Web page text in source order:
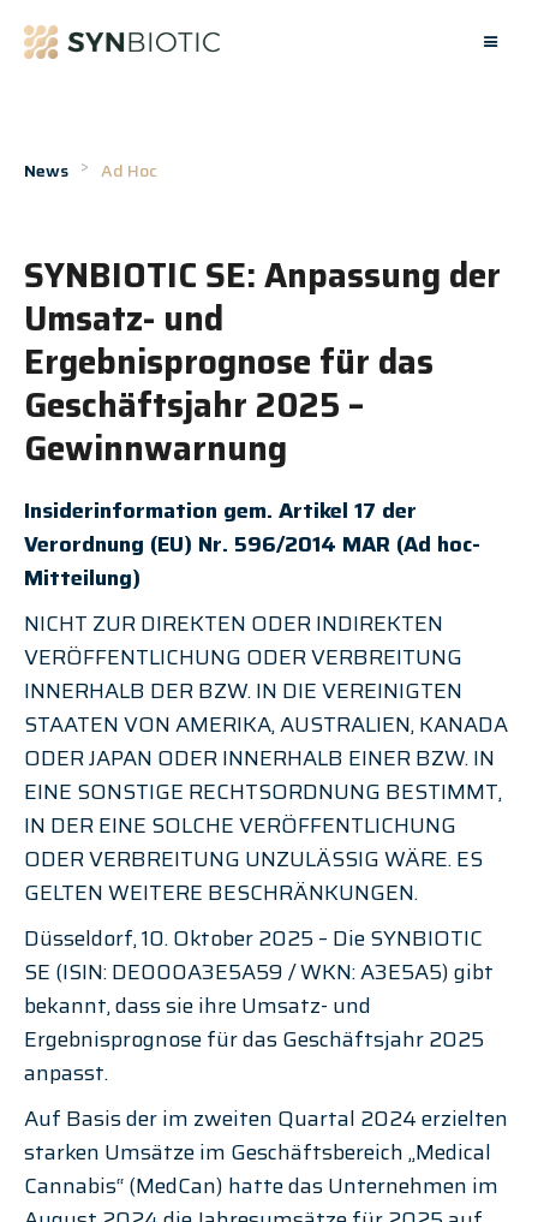
News > Ad Hoc
SYNBIOTIC SE: Anpassung der
Umsatz- und
Ergebnisprognose für das
Geschäftsjahr 2025 –
Gewinnwarnung
Insiderinformation gem. Artikel 17 der
Verordnung (EU) Nr. 596/2014 MAR (Ad hoc-
Mitteilung)
NICHT ZUR DIREKTEN ODER INDIREKTEN
VERÖFFENTLICHUNG ODER VERBREITUNG
INNERHALB DER BZW. IN DIE VEREINIGTEN
STAATEN VON AMERIKA, AUSTRALIEN, KANADA
ODER JAPAN ODER INNERHALB EINER BZW. IN
EINE SONSTIGE RECHTSORDNUNG BESTIMMT,
IN DER EINE SOLCHE VERÖFFENTLICHUNG
ODER VERBREITUNG UNZULÄSSIG WÄRE. ES
GELTEN WEITERE BESCHRÄNKUNGEN.
Düsseldorf, 10. Oktober 2025 – Die SYNBIOTIC
SE (ISIN: DE000A3E5A59 / WKN: A3E5A5) gibt
bekannt, dass sie ihre Umsatz- und
Ergebnisprognose für das Geschäftsjahr 2025
anpasst.
Auf Basis der im zweiten Quartal 2024 erzielten
starken Umsätze im Geschäftsbereich „Medical
Cannabis“ (MedCan) hatte das Unternehmen im